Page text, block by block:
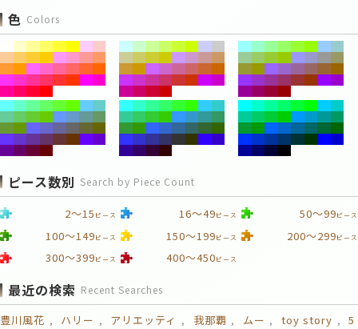
色 Colors
ピース数別 Search by Piece Count
2～15 ピース 16～49ピース 50～99ピース
100～149ピース 150～199ピース 200～299ピース
300～399ピース 400～450ピース
最近の検索 Recent Searches
豊川風花 ハリー アリエッティ 我那覇 ムー toy story
5